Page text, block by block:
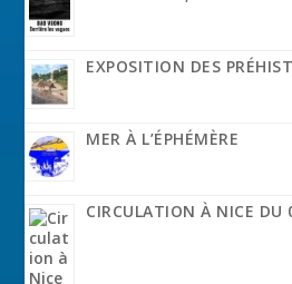
EXPOSITION DES
MER À L’ÉPHÉMÈRE
CIRCULATION À NICE